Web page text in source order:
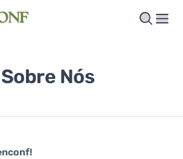
Sobre Nós